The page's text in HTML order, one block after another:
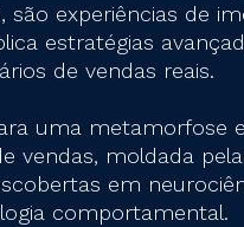
são experiências de
estratégias
de vendas reais.
uma metamorfose
vendas, moldada
em
comportamental.